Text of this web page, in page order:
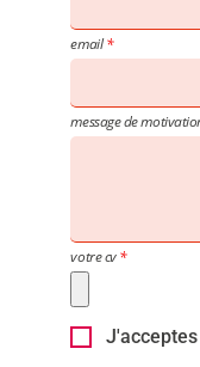
email
message de
votre cv